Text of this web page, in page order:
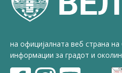
на официјалната веб страна
информации за градот и